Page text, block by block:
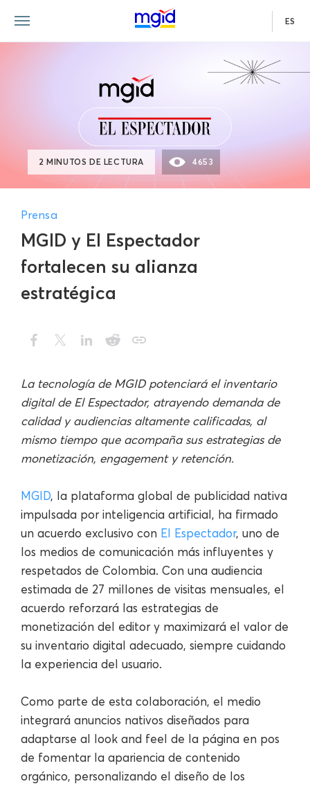
ES
MGID y El Espectador
fortalecen su alianza
estratégica
Prensa
2 MINUTOS DE LECTURA 4653
La tecnología de MGID potenciará el inventario
digital de El Espectador, atrayendo demanda de
calidad y audiencias altamente calificadas, al
mismo tiempo que acompaña sus estrategias de
monetización, engagement y retención.
MGID, la plataforma global de publicidad nativa
impulsada por inteligencia artificial, ha firmado
un acuerdo exclusivo con El Espectador, uno de
los medios de comunicación más influyentes y
respetados de Colombia. Con una audiencia
estimada de 27 millones de visitas mensuales, el
acuerdo reforzará las estrategias de
monetización del editor y maximizará el valor de
su inventario digital adecuado, siempre cuidando
la experiencia del usuario.
Como parte de esta colaboración, el medio
integrará anuncios nativos diseñados para
adaptarse al look and feel de la página en pos
de fomentar la apariencia de contenido
orgánico, personalizando el diseño de los